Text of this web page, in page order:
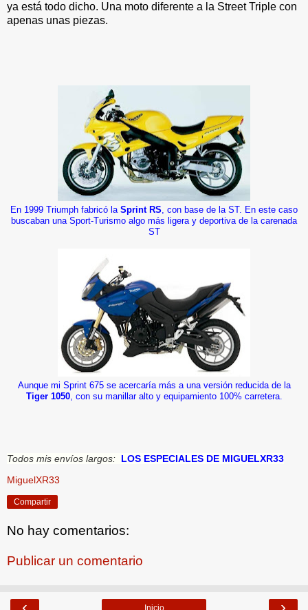
ya está todo dicho. Una moto diferente a la Street Triple con
apenas unas piezas.
En 1999 Triumph fabricó la Sprint RS , con base de la ST. En este caso
buscaban una Sport-Turismo algo más ligera y deportiva de la carenada
ST
Aunque mi Sprint 675 se acercaría más a una versión reducida de la
Tiger 1050, con su manillar alto y equipamiento 100% carretera.
Todos mis envíos largos: LOS ESPECIALES DE MIGUELXR33
MiguelXR33
Compartir
No hay comentarios:
Publicar un comentario